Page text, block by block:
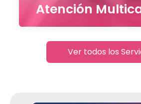
Atención
Ver todos los